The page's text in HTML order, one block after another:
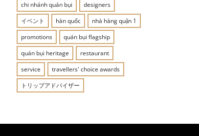
chi nhánh quán bụi
designers
イベント
hàn quốc
nhà hàng quận 1
promotions
quán bụi flagship
quán bụi heritage
restaurant
service
travellers' choice awards
トリップアドバイザー